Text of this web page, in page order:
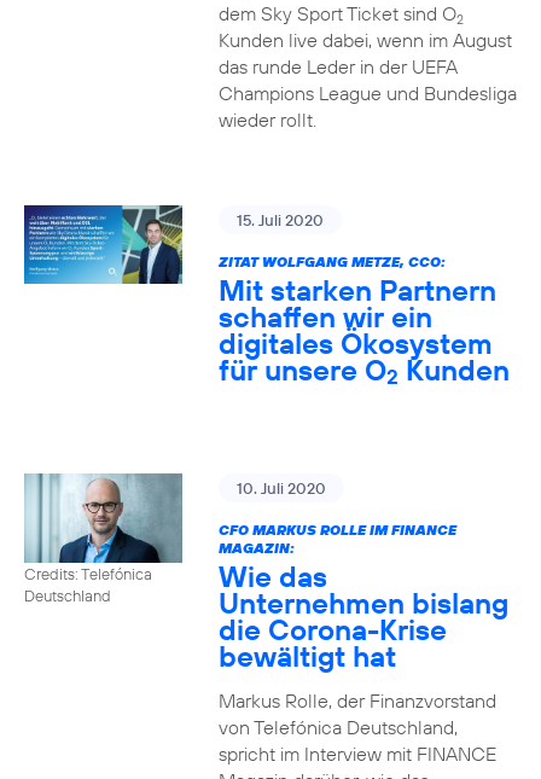
dem Sky Sport Ticket sind O2
Kunden live dabei, wenn im August
das runde Leder in der UEFA
Champions League und Bundesliga
wieder rollt.
15. Juli 2020
ZITAT WOLFGANG METZE, CCO:
Mit starken Partnern
schaffen wir ein
digitales Ökosystem
für unsere O2 Kunden
Credits: Telefónica
Deutschland
10. Juli 2020
CFO MARKUS ROLLE IM FINANCE
MAGAZIN:
Wie das
Unternehmen bislang
die Corona-Krise
bewältigt hat
Markus Rolle, der Finanzvorstand
von Telefónica Deutschland,
spricht im Interview mit FINANCE